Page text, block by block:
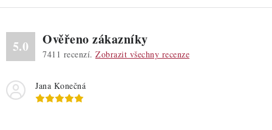
5.0 Ověřeno zákazníky
7411 recenzí. Zobrazit všechny recenze
Jana Konečná